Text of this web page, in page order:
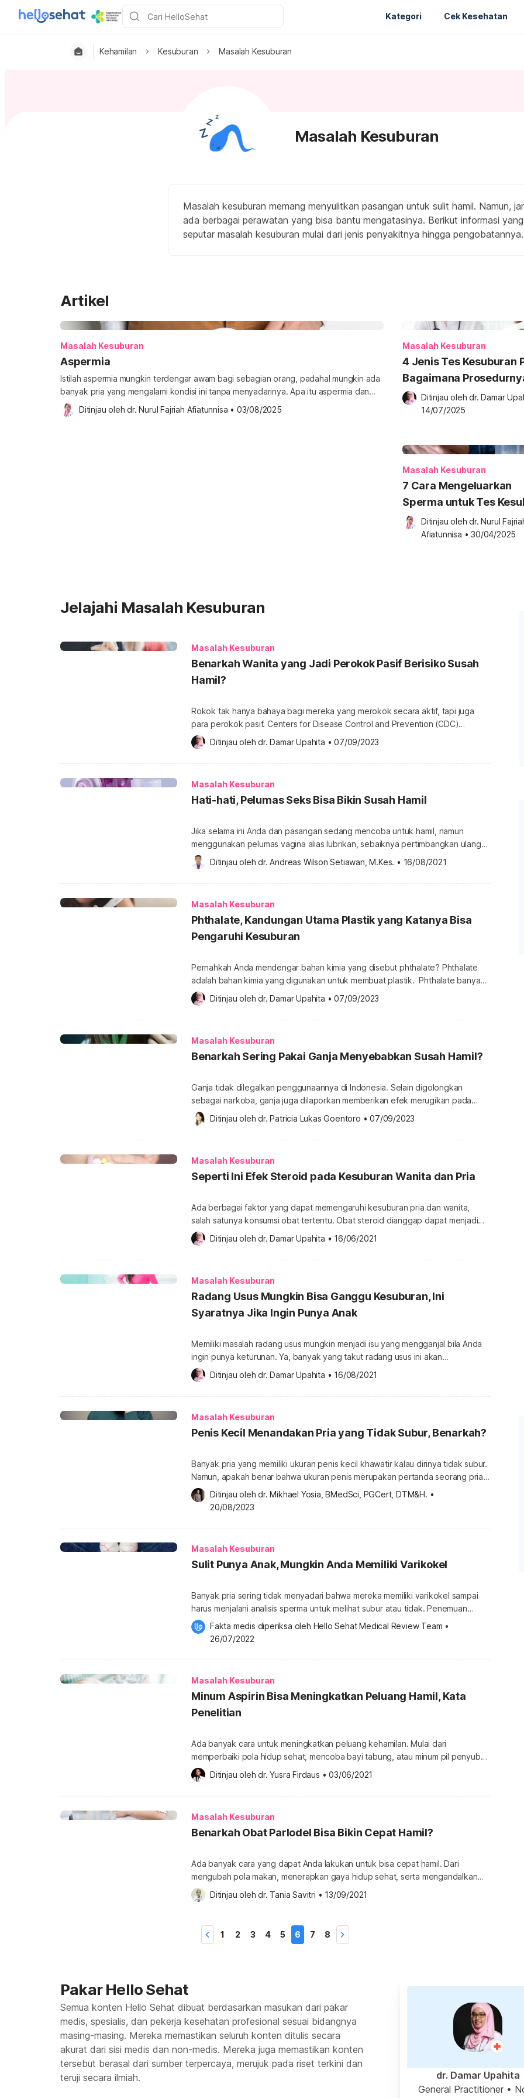
Kategori Cek Kesehatan
Kehamilan Kesuburan Masalah Kesuburan
Masalah Kesuburan
Masalah kesuburan memang menyulitkan pasangan untuk sulit hamil. Namun,
ada berbagai perawatan yang bisa bantu mengatasinya. Berikut informasi
seputar masalah kesuburan mulai dari jenis penyakitnya hingga pengobatannya.
Artikel
Masalah Kesuburan
Aspermia
Istilah aspermia mungkin terdengar awam bagi sebagian orang, padahal mungkin ada
banyak pria yang mengalami kondisi ini tanpa menyadarinya. Apa itu aspermia dan
apa dampaknya terhadap kesehatan reproduksi pria? Berikut penjelasan
lengkapnya. Apa itu aspermia? Aspermia adalah kondisi tidak keluarnya air mani
Ditinjau oleh dr. Nurul Fajriah Afiatunnisa • 03/08/2025
Masalah Kesuburan
4 Jenis Tes Kesuburan
Bagaimana
Ditinjau oleh dr. Damar
14/07/2025
Masalah Kesuburan
7 Cara Mengeluarkan
Sperma untuk Tes
Ditinjau oleh dr. Nurul
Afiatunnisa • 30/04/2025
Jelajahi Masalah Kesuburan
Masalah Kesuburan
Benarkah Wanita yang Jadi Perokok Pasif Berisiko Susah
Hamil?
Rokok tak hanya bahaya bagi mereka yang merokok secara aktif, tapi juga
para perokok pasif. Centers for Disease Control and Prevention (CDC)
mencatat bahwa paparan rokok menyebabkan 41.000 kematian pada orang
yang tidak merokok. Wanita perokok pasif memang diduga berisiko susah
memiliki keturunan alias mandul. Namun, apa benar wanita yang menjadi
Ditinjau oleh dr. Damar Upahita • 07/09/2023
Masalah Kesuburan
Hati-hati, Pelumas Seks Bisa Bikin Susah Hamil
Jika selama ini Anda dan pasangan sedang mencoba untuk hamil, namun
menggunakan pelumas vagina alias lubrikan, sebaiknya pertimbangkan ulang
pemakaiannya. Pelumas yang biasanya dipakai saat berhubungan seks
ternyata bisa berdampak pada peluang kehamilan atau membuat susah hamil.
Penelitian menunjukkan bahwa penggunaan pelumas vagina berisiko
lengkapnya. Apa itu pelumas […]
Ditinjau oleh dr. Andreas Wilson Setiawan, M.Kes. • 16/08/2021
Masalah Kesuburan
Phthalate, Kandungan Utama Plastik yang Katanya Bisa
Pengaruhi Kesuburan
Pernahkah Anda mendengar bahan kimia yang disebut phthalate? Phthalate
adalah bahan kimia yang digunakan untuk membuat plastik. Phthalate banyak
digunakan sebagai salah satu bahan di berbagai produk yang Anda gunakan
baik di rumah, rumah sakit, dalam mobil, maupun di kantor. Akan tetapi, tahukah
Anda bahwa phthalate bisa memengaruhi kesuburan, terutama wanita?
Ditinjau oleh dr. Damar Upahita • 07/09/2023
Masalah Kesuburan
Benarkah Sering Pakai Ganja Menyebabkan Susah Hamil?
Ganja tidak dilegalkan penggunaannya di Indonesia. Selain digolongkan
sebagai narkoba, ganja juga dilaporkan memberikan efek merugikan pada
tubuh. Salah satu efeknya adalah menyebabkan ketidaksuburan. Namun,
benarkah sering pakai ganja dapat menyebabkan susah hamil? Yuk, bahas
lebih dalam efek ganja ini pada ulasan berikut. Benarkah sering pakai ganja
Ditinjau oleh dr. Patricia Lukas Goentoro • 07/09/2023
Masalah Kesuburan
Seperti Ini Efek Steroid pada Kesuburan Wanita dan Pria
Ada berbagai faktor yang dapat memengaruhi kesuburan pria dan wanita,
salah satunya konsumsi obat tertentu. Obat steroid dianggap dapat menjadi
salah satu obat yang dapat memengaruhi peluang memiliki anak. Namun, apa
sebenarnya efek steroid pada kesuburan? Apakah efek steroid sama untuk
kesuburan pria dan wanita? Apa itu obat steroid? Sebelum Anda mencari tahu
Ditinjau oleh dr. Damar Upahita • 16/06/2021
Masalah Kesuburan
Radang Usus Mungkin Bisa Ganggu Kesuburan, Ini
Syaratnya Jika Ingin Punya Anak
Memiliki masalah radang usus mungkin menjadi isu yang mengganjal bila Anda
ingin punya keturunan. Ya, banyak yang takut radang usus ini akan
mengganggu kesuburan bahkan membuat pasangan sulit memiliki anak. Lantas,
sebenarnya adakah pengaruh radang usus pada kesuburan? Apakah seorang
wanita yang mengalami masalah ini tidak bisa punya anak? Apakah radang usus
Ditinjau oleh dr. Damar Upahita • 16/08/2021
Masalah Kesuburan
Penis Kecil Menandakan Pria yang Tidak Subur, Benarkah?
Banyak pria yang memiliki ukuran penis kecil khawatir kalau dirinya tidak subur.
Namun, apakah benar bahwa ukuran penis merupakan pertanda seorang pria
tidak subur? Simak penjelasan selengkapnya pada ulasan di bawah ini.
Benarkah ukuran penis kecil pertanda pria tidak subur? Tidak ada bukti ilmiah
Ukuran alat kelamin pria tidak […]
Ditinjau oleh dr. Mikhael Yosia, BMedSci, PGCert, DTM&H. •
20/08/2023
Masalah Kesuburan
Sulit Punya Anak, Mungkin Anda Memiliki Varikokel
Banyak pria sering tidak menyadari bahwa mereka memiliki varikokel sampai
harus menjalani analisis sperma untuk melihat subur atau tidak. Penemuan
“tidak sengaja” inilah yang kemudian bisa menjadi salah satu jawaban mengapa
pasangan suami istri belum juga dikaruniai buah hati. Infertilitas, atau
kehamilan setelah melakukan hubungan seks tanpa kondom, […]
Fakta medis diperiksa oleh Hello Sehat Medical Review Team •
26/07/2022
Masalah Kesuburan
Minum Aspirin Bisa Meningkatkan Peluang Hamil, Kata
Penelitian
Ada banyak cara untuk meningkatkan peluang kehamilan. Mulai dari
memperbaiki pola hidup sehat, mencoba bayi tabung, atau minum pil penyubur
kandungan. Penelitian menemukan bahwa minum aspirin dalam dosis rendah
bisa meningkatkan peluang hamil, terutama bagi wanita yang memiliki
peradangan atau pernah mengalami keguguran sebelumnya. Penasaran?
Sebuah penelitian […]
Ditinjau oleh dr. Yusra Firdaus • 03/06/2021
Masalah Kesuburan
Benarkah Obat Parlodel Bisa Bikin Cepat Hamil?
Ada banyak cara yang dapat Anda lakukan untuk bisa cepat hamil. Dari
mengubah pola makan, menerapkan gaya hidup sehat, serta mengandalkan
beberapa obat yang katanya bisa meningkatkan kesuburan. Salah satunya
obat bromokriptin yang katanya bisa bikin cepat hamil. Namun, sebenarnya
penjelasannya berikut […]
Ditinjau oleh dr. Tania Savitri • 13/09/2021
1 2 3 4 5 6 7 8
Pakar Hello Sehat
Semua konten Hello Sehat dibuat berdasarkan masukan dari pakar
medis, spesialis, dan pekerja kesehatan profesional sesuai bidangnya
masing-masing. Mereka memastikan seluruh konten ditulis secara
akurat dari sisi medis dan non-medis. Mereka juga memastikan konten
tersebut berasal dari sumber terpercaya, merujuk pada riset terkini dan
teruji secara ilmiah.
dr. Damar Upahita
General Practitioner•